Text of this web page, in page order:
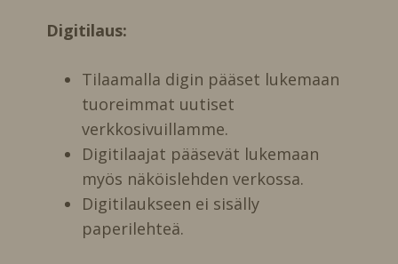
Digitilaus:
Tilaamalla digin pääset lukemaan
tuoreimmat uutiset
verkkosivuillamme.
Digitilaajat pääsevät lukemaan
myös näköislehden verkossa.
Digitilaukseen ei sisälly
paperilehteä.